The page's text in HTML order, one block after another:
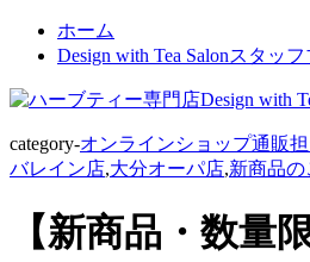
ホーム
Design with Tea Salonスタッ
category-オンラインショップ通販
バレイン店,大分オーパ店,新商品の
【新商品・数量